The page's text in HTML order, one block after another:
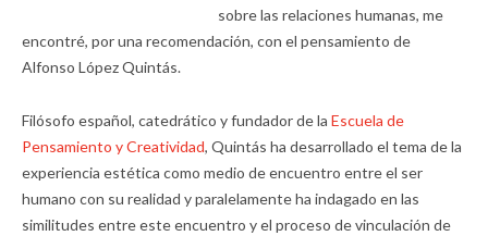
sobre las relaciones humanas, me
encontré, por una recomendación, con el pensamiento de
Alfonso López Quintás.
Filósofo español, catedrático y fundador de la Escuela de
Pensamiento y Creatividad, Quintás ha desarrollado el tema de la
experiencia estética como medio de encuentro entre el ser
humano con su realidad y paralelamente ha indagado en las
similitudes entre este encuentro y el proceso de vinculación de